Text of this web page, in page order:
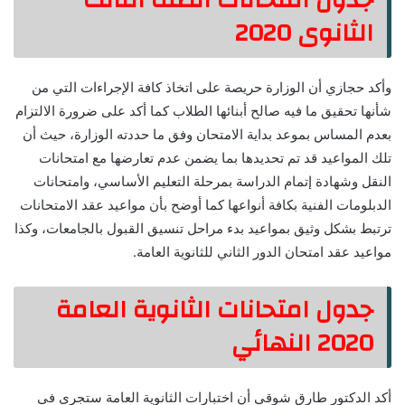
الثانوى 2020
وأكد حجازي أن الوزارة حريصة على اتخاذ كافة الإجراءات التي من
شأنها تحقيق ما فيه صالح أبنائها الطلاب كما أكد على ضرورة الالتزام
بعدم المساس بموعد بداية الامتحان وفق ما حددته الوزارة، حيث أن
تلك المواعيد قد تم تحديدها بما يضمن عدم تعارضها مع امتحانات
النقل وشهادة إتمام الدراسة بمرحلة التعليم الأساسي، وامتحانات
الدبلومات الفنية بكافة أنواعها كما أوضح بأن مواعيد عقد الامتحانات
ترتبط بشكل وثيق بمواعيد بدء مراحل تنسيق القبول بالجامعات، وكذا
مواعيد عقد امتحان الدور الثاني للثانوية العامة.
جدول امتحانات الثانوية العامة
2020 النهائي
أكد الدكتور طارق شوقي أن اختبارات الثانوية العامة ستجرى في